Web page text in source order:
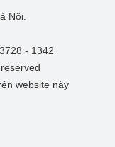
Nội.
- 1342
website này